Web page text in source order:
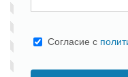
Cогласие с